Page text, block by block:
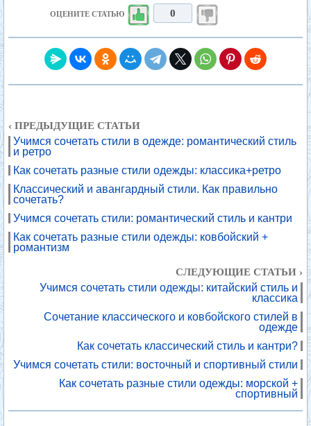
ОЦЕНИТЕ СТАТЬЮ 0
‹ ПРЕДЫДУЩИЕ СТАТЬИ
Учимся сочетать стили в одежде: романтический стиль
и ретро
Как сочетать разные стили одежды: классика+ретро
Классический и авангардный стили. Как правильно
сочетать?
Учимся сочетать стили: романтический стиль и кантри
Как сочетать разные стили одежды: ковбойский +
романтизм
СЛЕДУЮЩИЕ СТАТЬИ ›
Учимся сочетать стили одежды: китайский стиль и
классика
Сочетание классического и ковбойского стилей в
одежде
Как сочетать классический стиль и кантри?
Учимся сочетать стили: восточный и спортивный стили
Как сочетать разные стили одежды: морской +
спортивный